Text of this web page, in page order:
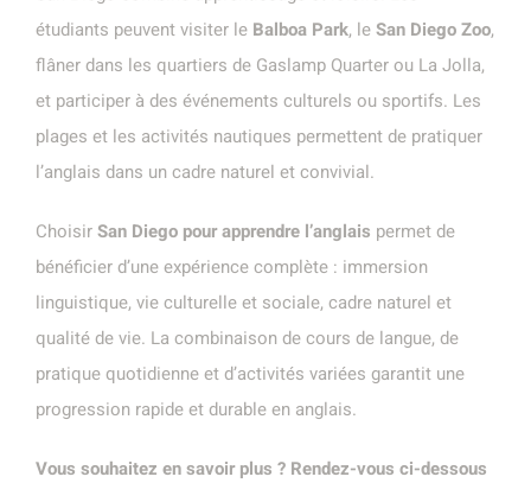
étudiants peuvent visiter le Balboa Park, leSan Diego Zoo,
flâner dans les quartiers de Gaslamp Quarter ou La Jolla,
et participer à des événements culturels ou sportifs. Les
plages et les activités nautiques permettent de pratiquer
l’anglais dans un cadre naturel et convivial.
ChoisirSan Diego pour apprendre l’anglais permet de
bénéficier d’une expérience complète : immersion
linguistique, vie culturelle et sociale, cadre naturel et
qualité de vie. La combinaison de cours de langue, de
pratique quotidienne et d’activités variées garantit une
progression rapide et durable en anglais.
Vous souhaitez en savoir plus ? Rendez-vous ci-dessous